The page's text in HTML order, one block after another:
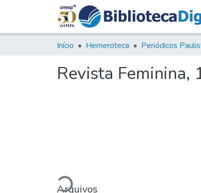
Início Hemeroteca Periódicos
Revista Feminina,
Carregando...
Arquivos